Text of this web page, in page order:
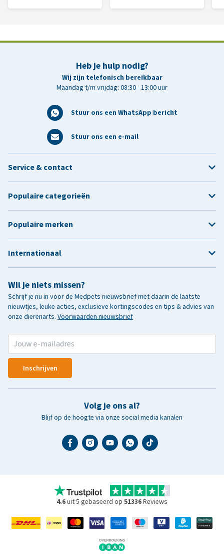
Heb je hulp nodig?
Wij zijn telefonisch bereikbaar
Maandag t/m vrijdag: 08:30 - 13:00 uur
Stuur ons een WhatsApp bericht
Stuur ons een e-mail
Wil je niets missen?
Schrijf je nu in voor de Medpets nieuwsbrief met daarin de laatste
nieuwtjes, leuke acties, exclusieve kortingscodes en tips & advies van
onze dierenarts. Voorwaarden nieuwsbrief
Inschrijven
Volg je ons al?
Blijf op de hoogte via onze social media kanalen
Service & contact
Populaire categorieën
Populaire merken
Internationaal
4.6uit 5 gebaseerd op 51336Reviews